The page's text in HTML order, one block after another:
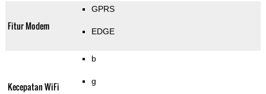
Fitur Modem
GPRS
EDGE
Kecepatan WiFi
b
g